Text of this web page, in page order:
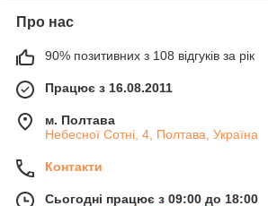
Про нас
90% позитивних з 108 відгуків за рік
Працює з 16.08.2011
м. Полтава
Небесної Сотні, 4, Полтава, Україна
Контакти
Сьогодні працює з 09:00 до 18:00